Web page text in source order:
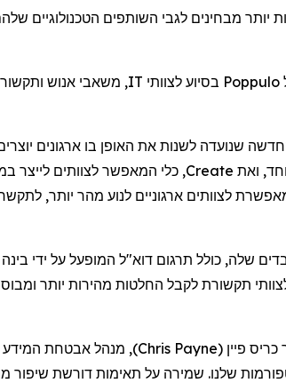
יותר מבחינים לגבי השותפים הטכנולוגיים
Poppulo בסיוע לצוותי משאבי אנוש
שנועדה לשנות את האופן בו ארגונים
, ואת Create
, כלי המאפשר לצוותים לייצר
לצוותים ארגוניים לנוע מהר יותר,
שלה, כולל תרגום דוא"ל המופעל על ידי בינה
תקשורת לקבל החלטות מהירות יותר
כריס פיין (
Chris Payne
)
, מנהל אבטחת המידע
שלנו. שמירה על תאימות דורשת שיפור